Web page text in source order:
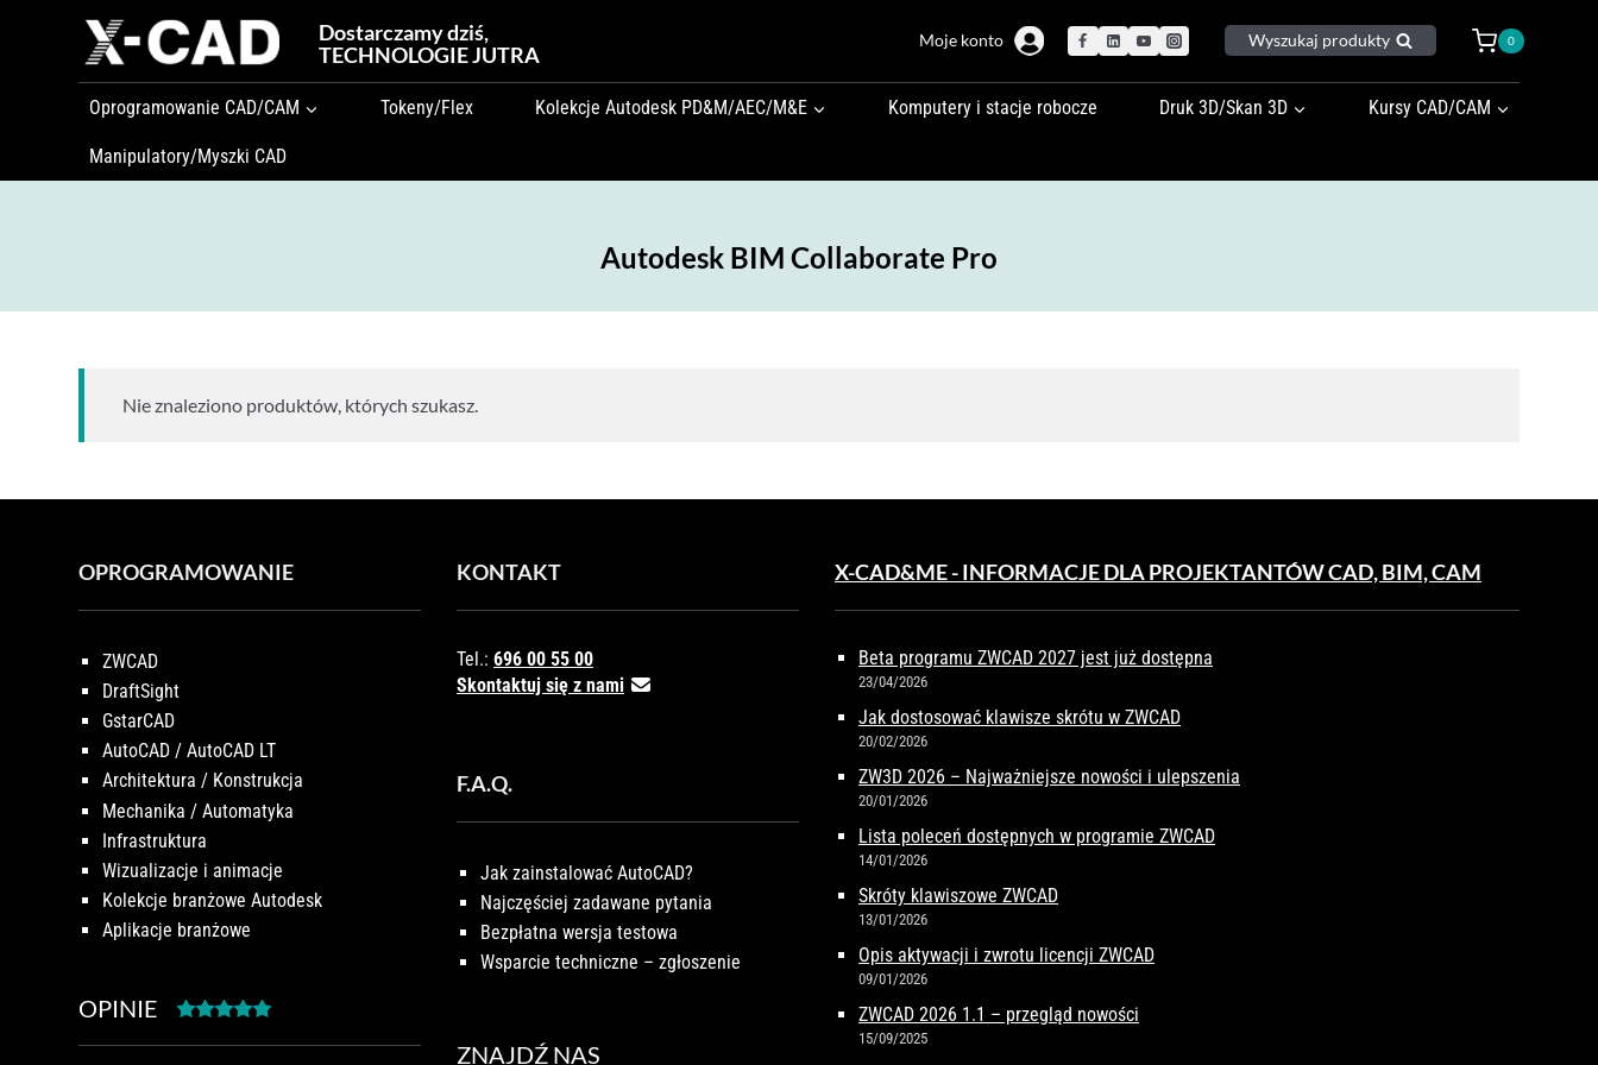
Dostarczamy dziś,
TECHNOLOGIE JUTRA
Moje konto Wyszukaj produkty 0
Oprogramowanie CAD/CAM Tokeny/Flex Kolekcje Autodesk PD&M/AEC/M&E Komputery i stacje robocze Druk 3D/Skan 3D Kursy CAD/CAM
Manipulatory/Myszki CAD
Autodesk BIM Collaborate Pro
Nie znaleziono produktów, których szukasz.
OPROGRAMOWANIE
ZWCAD
DraftSight
GstarCAD
AutoCAD / AutoCAD LT
Architektura / Konstrukcja
Mechanika / Automatyka
Infrastruktura
Wizualizacje i animacje
Kolekcje branżowe Autodesk
Aplikacje branżowe
OPINIE
KONTAKT
Tel.: 696 00 55 00
Skontaktuj się z nami
F.A.Q.
Jak zainstalować AutoCAD?
Najczęściej zadawane pytania
Bezpłatna wersja testowa
Wsparcie techniczne – zgłoszenie
ZNAJDŹ NAS
X-CAD&ME - INFORMACJE DLA PROJEKTANTÓW CAD, BIM, CAM
Beta programu ZWCAD 2027 jest już dostępna
23/04/2026
Jak dostosować klawisze skrótu w ZWCAD
20/02/2026
ZW3D 2026 – Najważniejsze nowości i ulepszenia
20/01/2026
Lista poleceń dostępnych w programie ZWCAD
14/01/2026
Skróty klawiszowe ZWCAD
13/01/2026
Opis aktywacji i zwrotu licencji ZWCAD
09/01/2026
ZWCAD 2026 1.1 – przegląd nowości
15/09/2025